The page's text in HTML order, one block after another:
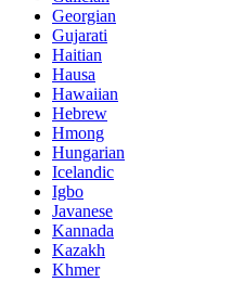
Georgian
Gujarati
Haitian
Hausa
Hawaiian
Hebrew
Hmong
Hungarian
Icelandic
Igbo
Javanese
Kannada
Kazakh
Khmer